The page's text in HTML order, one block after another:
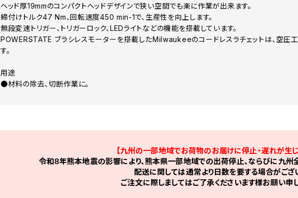
ヘッド厚19mmのコンパクトヘッドデザインで狭い空間でも楽に作業が出来ます。
締付けトルク47 Nm、回転速度450 min-1で、生産性を向上します。
無段変速トリガー、トリガーロック、LEDライトなどの機能を搭載しています。
POWERSTATE ブラシレスモーターを搭載したMilwaukeeのコードレスラチェットは、空圧
す。
用途
●材料の除去、切断作業に。
【九州の一部地域でお荷物のお届けに停止・遅れが生じ
令和8年熊本地震の影響により、熊本県一部地域での出荷停止、ならびに九州
配送に関しては通常より日数を要する場合がござ
ご注文に際しましてはご了承くださいます様お願い申